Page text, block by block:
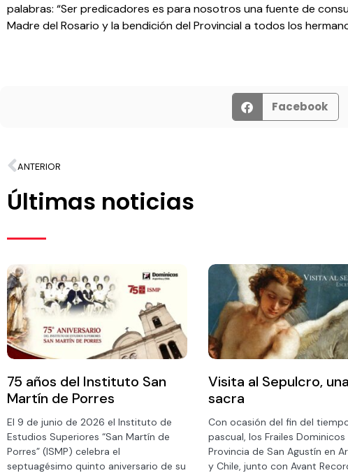
palabras: “Ser predicadores es para nosotros una fuente de
Madre del Rosario y la bendición del Provincial a todos los
Facebook
ANTERIOR
Últimas noticias
75 años del Instituto San
Martín de Porres
El 9 de junio de 2026 el Instituto de
Estudios Superiores “San Martín de
Porres” (ISMP) celebra el
septuagésimo quinto aniversario de su
Visita al Sepulcro,
sacra
Con ocasión del fin del
pascual, los Frailes Dominicos
Provincia de San Agustín en
y Chile, junto con Avant